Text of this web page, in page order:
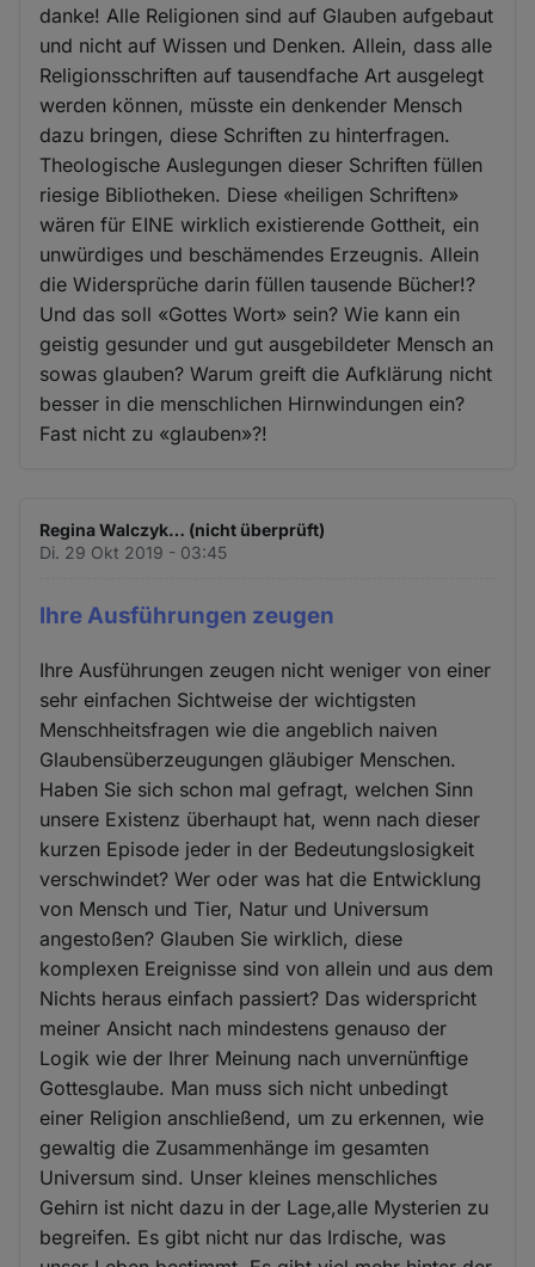
danke! Alle Religionen sind auf Glauben aufgebaut
und nicht auf Wissen und Denken. Allein, dass alle
Religionsschriften auf tausendfache Art ausgelegt
werden können, müsste ein denkender Mensch
dazu bringen, diese Schriften zu hinterfragen.
Theologische Auslegungen dieser Schriften füllen
riesige Bibliotheken. Diese «heiligen Schriften»
wären für EINE wirklich existierende Gottheit, ein
unwürdiges und beschämendes Erzeugnis. Allein
die Widersprüche darin füllen tausende Bücher!?
Und das soll «Gottes Wort» sein? Wie kann ein
geistig gesunder und gut ausgebildeter Mensch an
sowas glauben? Warum greift die Aufklärung nicht
besser in die menschlichen Hirnwindungen ein?
Fast nicht zu «glauben»?!
Regina Walczyk… (nicht überprüft)
Di. 29 Okt 2019 - 03:45
Ihre Ausführungen zeugen
Ihre Ausführungen zeugen nicht weniger von einer
sehr einfachen Sichtweise der wichtigsten
Menschheitsfragen wie die angeblich naiven
Glaubensüberzeugungen gläubiger Menschen.
Haben Sie sich schon mal gefragt, welchen Sinn
unsere Existenz überhaupt hat, wenn nach dieser
kurzen Episode jeder in der Bedeutungslosigkeit
verschwindet? Wer oder was hat die Entwicklung
von Mensch und Tier, Natur und Universum
angestoßen? Glauben Sie wirklich, diese
komplexen Ereignisse sind von allein und aus dem
Nichts heraus einfach passiert? Das widerspricht
meiner Ansicht nach mindestens genauso der
Logik wie der Ihrer Meinung nach unvernünftige
Gottesglaube. Man muss sich nicht unbedingt
einer Religion anschließend, um zu erkennen, wie
gewaltig die Zusammenhänge im gesamten
Universum sind. Unser kleines menschliches
Gehirn ist nicht dazu in der Lage,alle Mysterien zu
begreifen. Es gibt nicht nur das Irdische, was